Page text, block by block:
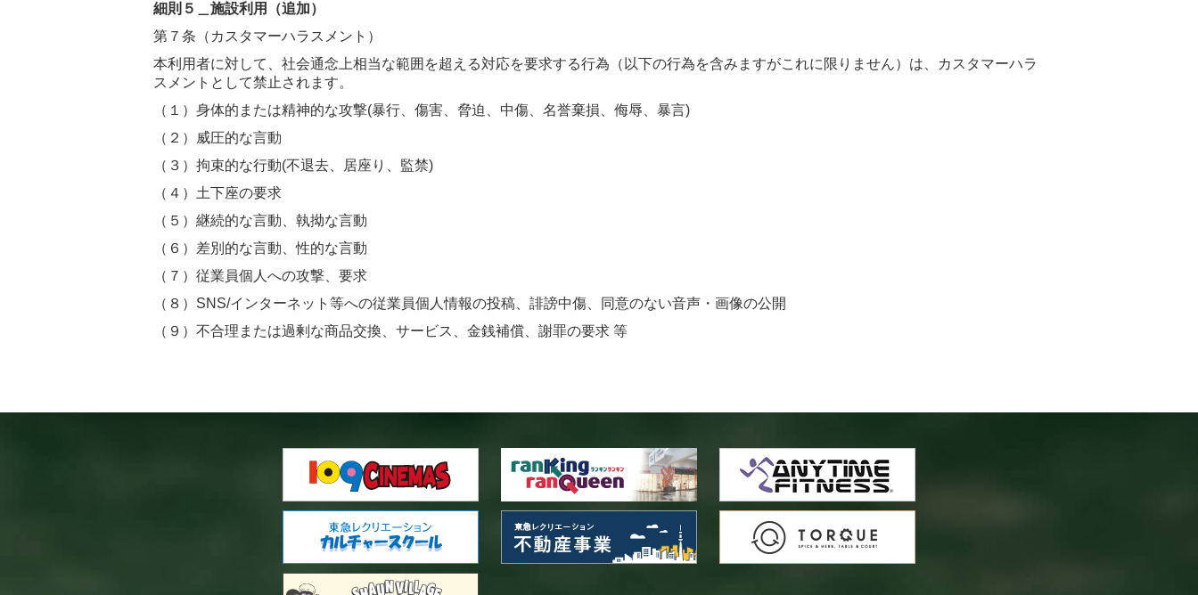
細則５＿施設利用（追加）
第７条（カスタマーハラスメント）
本利用者に対して、社会通念上相当な範囲を超える対応を要求する行為（以下の行為を含みますがこれに限りません）は、カスタマーハラ
スメントとして禁止されます。
（１）身体的または精神的な攻撃(暴行、傷害、脅迫、中傷、名誉棄損、侮辱、暴言)
（２）威圧的な言動
（３）拘束的な行動(不退去、居座り、監禁)
（４）土下座の要求
（５）継続的な言動、執拗な言動
（６）差別的な言動、性的な言動
（７）従業員個人への攻撃、要求
（８）SNS/インターネット等への従業員個人情報の投稿、誹謗中傷、同意のない音声・画像の公開
（９）不合理または過剰な商品交換、サービス、金銭補償、謝罪の要求 等